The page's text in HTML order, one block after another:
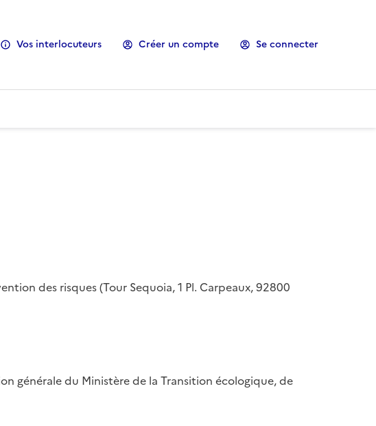
Vos interlocuteurs Créer un compte Se connecter
des risques (Tour Sequoia, 1 Pl. Carpeaux, 92800
générale du Ministère de la Transition écologique, de